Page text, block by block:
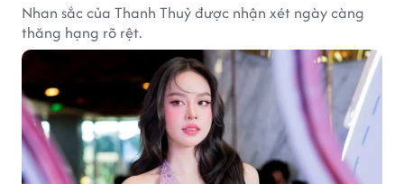
Nhan sắc của Thanh Thuỷ được nhận xét ngày càng
thăng hạng rõ rệt.